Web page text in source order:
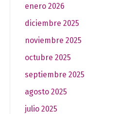
enero 2026
diciembre 2025
noviembre 2025
octubre 2025
septiembre 2025
agosto 2025
julio 2025